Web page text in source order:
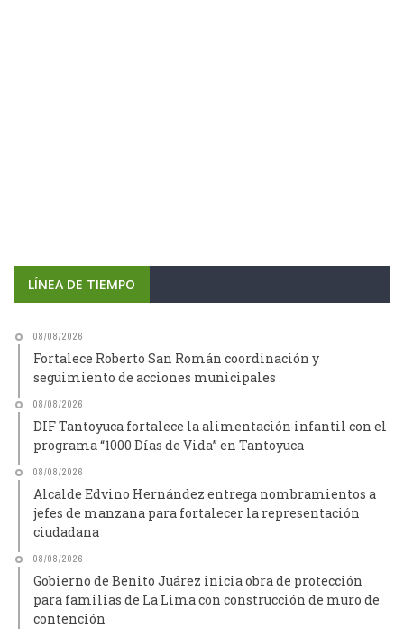
LÍNEA DE TIEMPO
08/08/2026
Fortalece Roberto San Román coordinación y
seguimiento de acciones municipales
08/08/2026
DIF Tantoyuca fortalece la alimentación infantil con el
programa “1000 Días de Vida” en Tantoyuca
08/08/2026
Alcalde Edvino Hernández entrega nombramientos a
jefes de manzana para fortalecer la representación
ciudadana
08/08/2026
Gobierno de Benito Juárez inicia obra de protección
para familias de La Lima con construcción de muro de
contención